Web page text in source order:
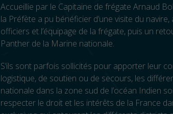
Accueillie par le Capitaine de frégate Arnaud
la Préfète a pu bénéficier d’une visite du
officiers et l’équipage de la frégate, puis un
Panther de la Marine nationale.
S’ils sont parfois sollicités pour apporter leur
logistique, de soutien ou de secours, les
nationale dans la zone sud de l’océan Indien
respecter le droit et les intérêts de la France